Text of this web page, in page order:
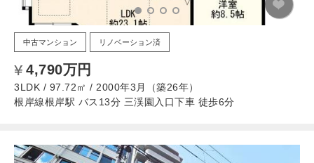
中古マンション リノベーション済
4,790万円
3LDK / 97.72㎡ / 2000年3月（築26年）
根岸線根岸駅 バス13分 三渓園入口下車 徒歩6分